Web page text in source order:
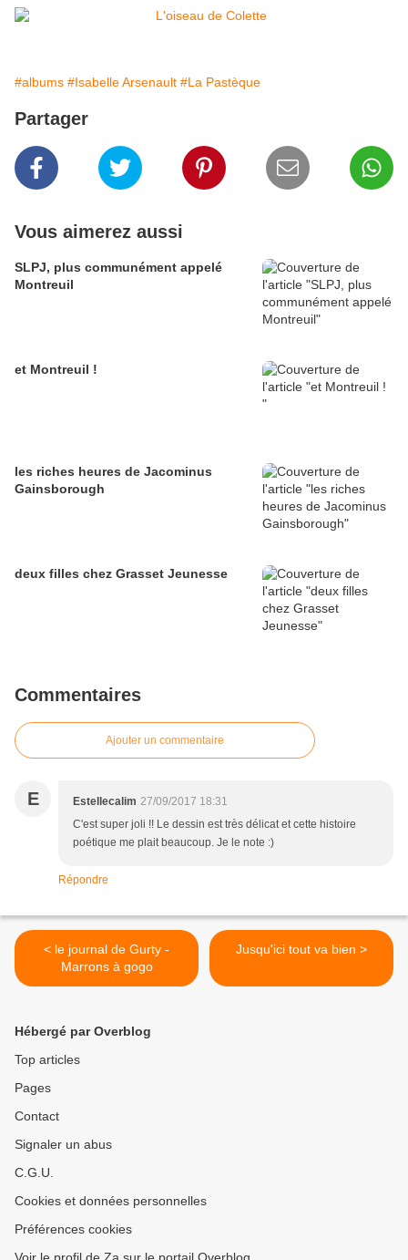
#albums #Isabelle Arsenault #La Pastèque
Partager
Vous aimerez aussi
SLPJ, plus communément appelé
Montreuil
et Montreuil !
les riches heures de Jacominus
Gainsborough
deux filles chez Grasset Jeunesse
Commentaires
Ajouter un commentaire
E Estellecalim 27/09/2017 18:31
C'est super joli !! Le dessin est très délicat et cette histoire
poétique me plait beaucoup. Je le note :)
Répondre
< le journal de Gurty -
Marrons à gogo
Jusqu'ici tout va bien >
Hébergé par Overblog
Top articles
Pages
Contact
Signaler un abus
C.G.U.
Cookies et données personnelles
Préférences cookies